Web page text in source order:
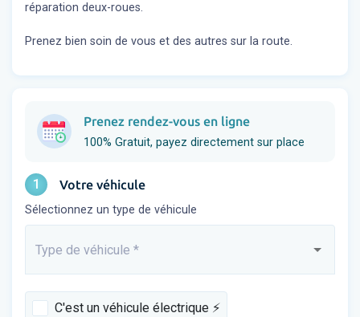
réparation deux-roues.
Prenez bien soin de vous et des autres sur la route.
Prenez rendez-vous en ligne
100% Gratuit, payez directement sur place
1 Votre véhicule
Sélectionnez un type de véhicule
Saisissez...
Type de véhicule *
C'est un véhicule électrique ⚡️